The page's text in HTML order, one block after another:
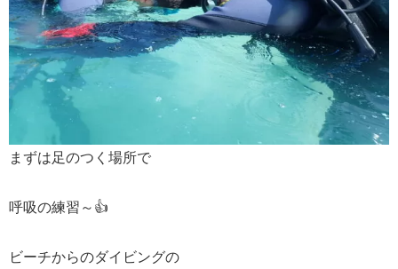
まずは足のつく場所で
呼吸の練習～👍
ビーチからのダイビングの